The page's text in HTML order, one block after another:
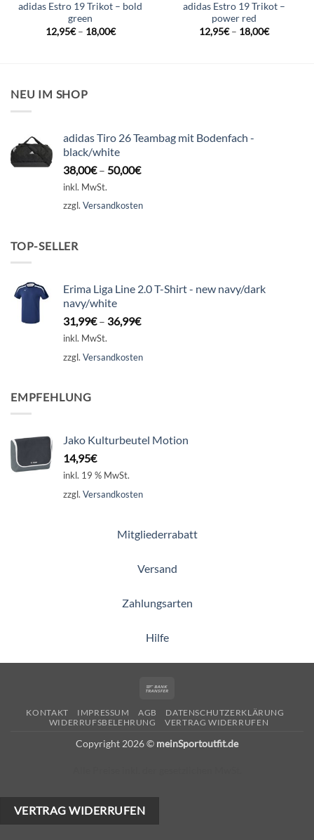
adidas Estro 19 Trikot – bold
green
12,95€– 18,00€
adidas Estro 19 Trikot –
power red
12,95€– 18,00€
NEU IM SHOP
adidas Tiro 26 Teambag mit Bodenfach -
black/white
38,00€– 50,00€
inkl. MwSt.
zzgl. Versandkosten
TOP-SELLER
Erima Liga Line 2.0 T-Shirt - new navy/dark
navy/white
31,99€– 36,99€
inkl. MwSt.
zzgl. Versandkosten
EMPFEHLUNG
Jako Kulturbeutel Motion
14,95€
inkl. 19 % MwSt.
zzgl. Versandkosten
Mitgliederrabatt
Versand
Zahlungsarten
Hilfe
KONTAKT IMPRESSUM AGB
DATENSCHUTZERKLÄRUNG
WIDERRUFSBELEHRUNG
VERTRAG WIDERRUFEN
Copyright 2026 © meinSportoutfit.de
VERTRAG WIDERRUFEN